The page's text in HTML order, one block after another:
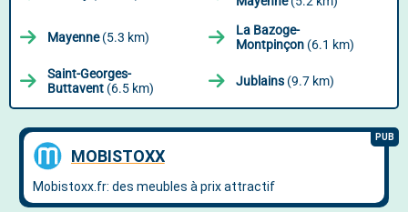
Mayenne(5.3 km)
La Bazoge-
Montpinçon (6.1 km)
Saint-Georges-
Buttavent (6.5 km) Jublains (9.7 km)